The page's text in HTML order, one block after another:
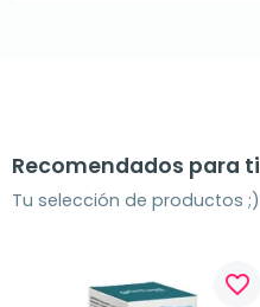
Recomendados para ti
Tu selección de productos ;)
favorite_border